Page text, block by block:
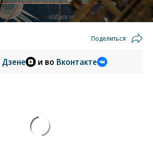
Поделиться
Дзене и во Вконтакте